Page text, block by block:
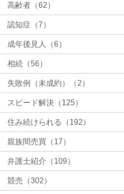
高齢者（62）
認知症（7）
成年後見人（6）
相続（56）
失敗例（未成約）（2）
スピード解決（125）
住み続けられる（192）
親族間売買（17）
弁護士紹介（109）
競売（302）